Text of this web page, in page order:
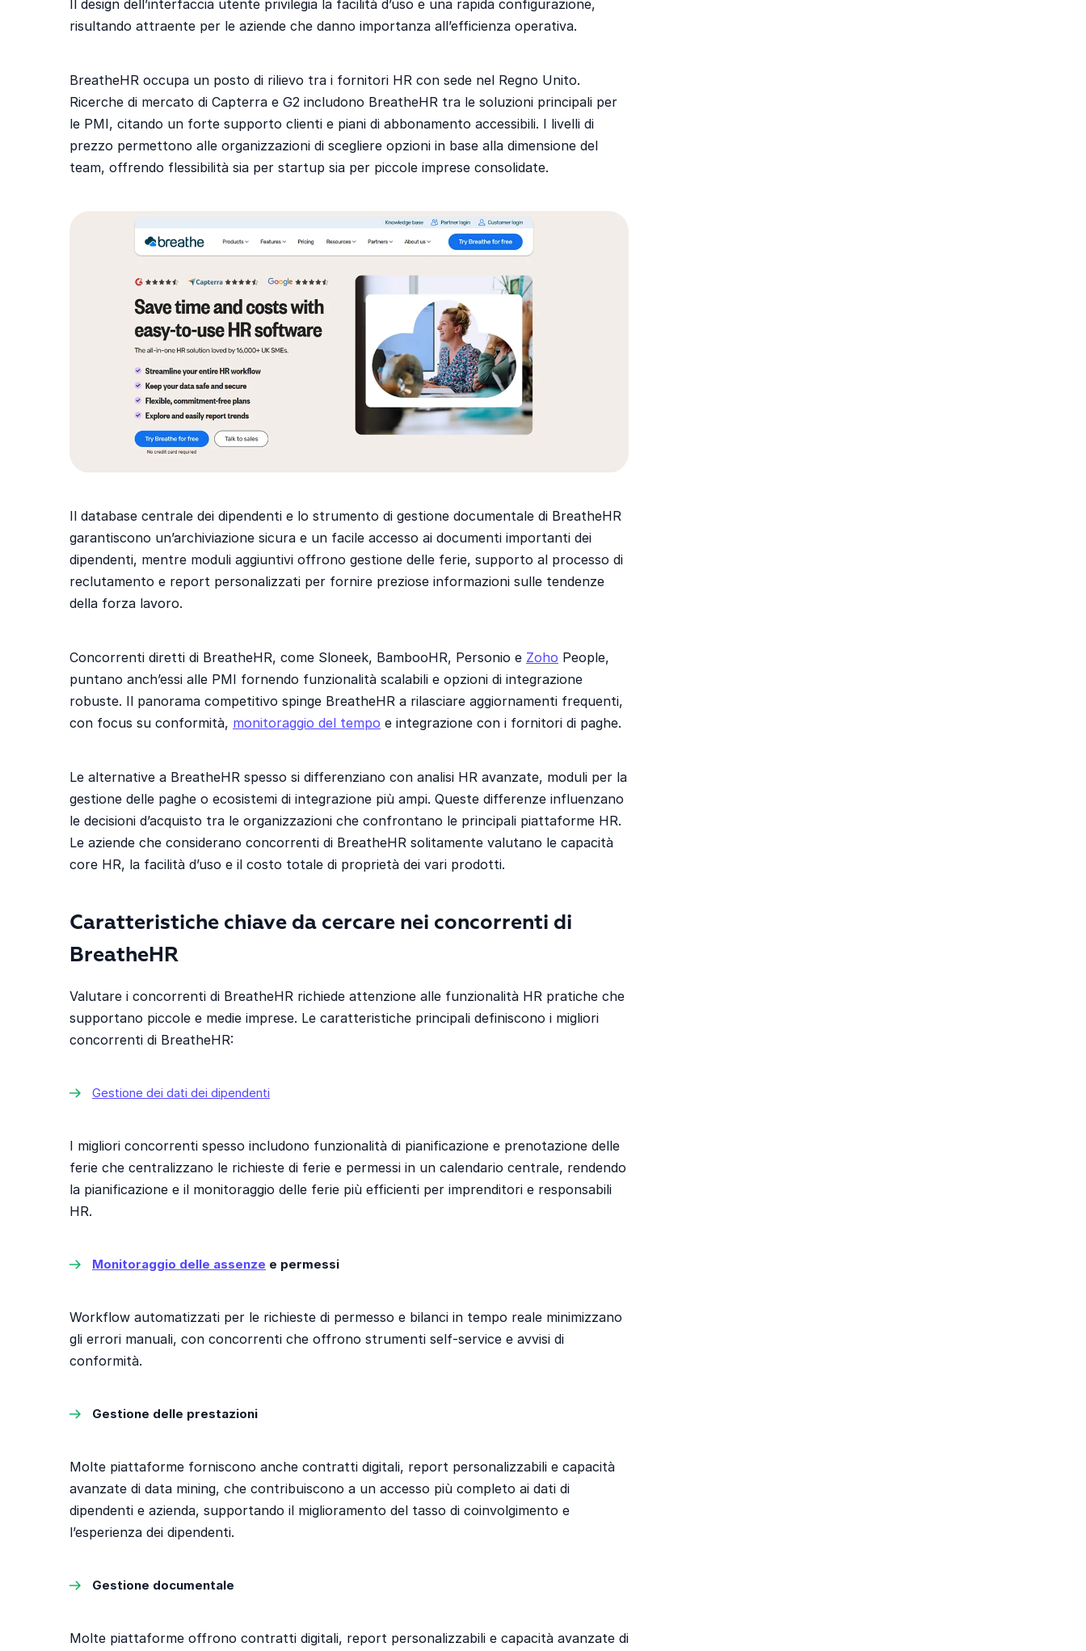
Il design dell’interfaccia utente privilegia la facilità d’uso e una rapida configurazione,
risultando attraente per le aziende che danno importanza all’efficienza operativa.
BreatheHR occupa un posto di rilievo tra i fornitori HR con sede nel Regno Unito.
Ricerche di mercato di Capterra e G2 includono BreatheHR tra le soluzioni principali per
le PMI, citando un forte supporto clienti e piani di abbonamento accessibili. I livelli di
prezzo permettono alle organizzazioni di scegliere opzioni in base alla dimensione del
team, offrendo flessibilità sia per startup sia per piccole imprese consolidate.
Il database centrale dei dipendenti e lo strumento di gestione documentale di BreatheHR
garantiscono un’archiviazione sicura e un facile accesso ai documenti importanti dei
dipendenti, mentre moduli aggiuntivi offrono gestione delle ferie, supporto al processo di
reclutamento e report personalizzati per fornire preziose informazioni sulle tendenze
della forza lavoro.
Concorrenti diretti di BreatheHR, come Sloneek, BambooHR, Personio e Zoho People,
puntano anch’essi alle PMI fornendo funzionalità scalabili e opzioni di integrazione
robuste. Il panorama competitivo spinge BreatheHR a rilasciare aggiornamenti frequenti,
con focus su conformità, monitoraggio del tempo e integrazione con i fornitori di paghe.
Le alternative a BreatheHR spesso si differenziano con analisi HR avanzate, moduli per la
gestione delle paghe o ecosistemi di integrazione più ampi. Queste differenze influenzano
le decisioni d’acquisto tra le organizzazioni che confrontano le principali piattaforme HR.
Le aziende che considerano concorrenti di BreatheHR solitamente valutano le capacità
core HR, la facilità d’uso e il costo totale di proprietà dei vari prodotti.
Caratteristiche chiave da cercare nei concorrenti di
BreatheHR
Valutare i concorrenti di BreatheHR richiede attenzione alle funzionalità HR pratiche che
supportano piccole e medie imprese. Le caratteristiche principali definiscono i migliori
concorrenti di BreatheHR:
Gestione dei dati dei dipendenti
I migliori concorrenti spesso includono funzionalità di pianificazione e prenotazione delle
ferie che centralizzano le richieste di ferie e permessi in un calendario centrale, rendendo
la pianificazione e il monitoraggio delle ferie più efficienti per imprenditori e responsabili
HR.
Monitoraggio delle assenze e permessi
Workflow automatizzati per le richieste di permesso e bilanci in tempo reale minimizzano
gli errori manuali, con concorrenti che offrono strumenti self-service e avvisi di
conformità.
Gestione delle prestazioni
Molte piattaforme forniscono anche contratti digitali, report personalizzabili e capacità
avanzate di data mining, che contribuiscono a un accesso più completo ai dati di
dipendenti e azienda, supportando il miglioramento del tasso di coinvolgimento e
l’esperienza dei dipendenti.
Gestione documentale
Molte piattaforme offrono contratti digitali, report personalizzabili e capacità avanzate di